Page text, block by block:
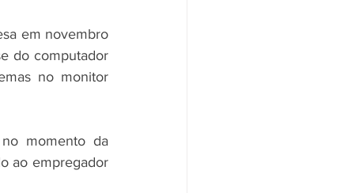
em novembro
do computador
no monitor
momento da
ao empregador